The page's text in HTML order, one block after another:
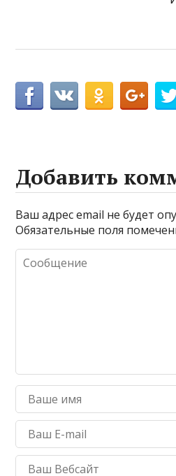
Добавить
Ваш адрес email не будет
Обязательные поля